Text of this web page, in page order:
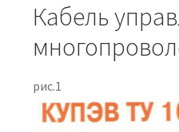
Кабель
рис.1